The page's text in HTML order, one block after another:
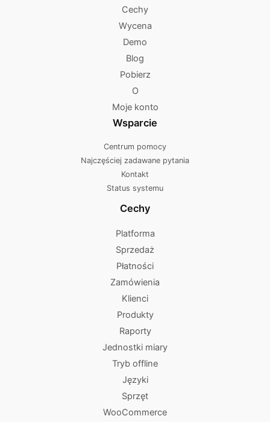
Cechy
Wycena
Demo
Blog
Pobierz
O
Moje konto
Wsparcie
Centrum pomocy
Najczęściej zadawane pytania
Kontakt
Status systemu
Cechy
Platforma
Sprzedaż
Płatności
Zamówienia
Klienci
Produkty
Raporty
Jednostki miary
Tryb offline
Języki
Sprzęt
WooCommerce